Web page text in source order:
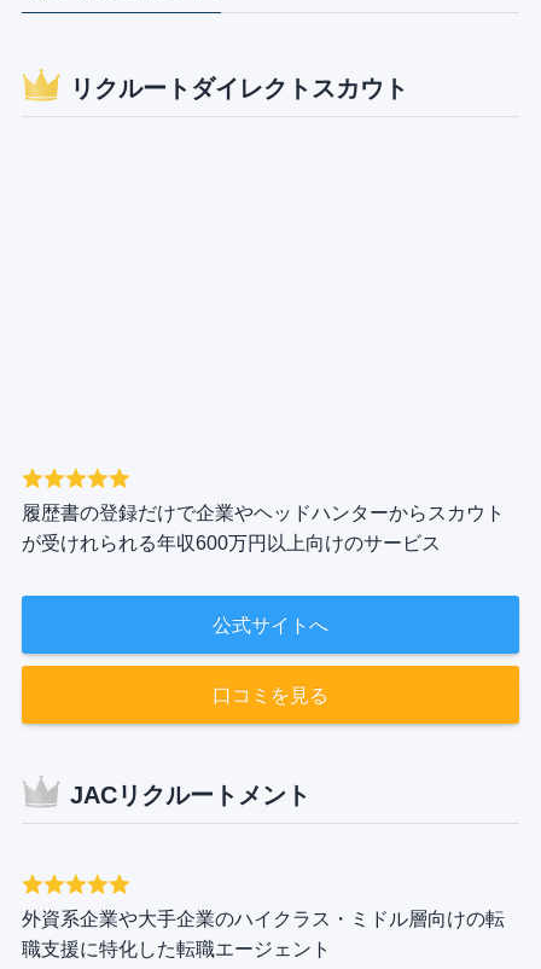
リクルートダイレクトスカウト
履歴書の登録だけで企業やヘッドハンターからスカウト
が受けれられる年収600万円以上向けのサービス
公式サイトへ
口コミを見る
JACリクルートメント
外資系企業や大手企業のハイクラス・ミドル層向けの転
職支援に特化した転職エージェント